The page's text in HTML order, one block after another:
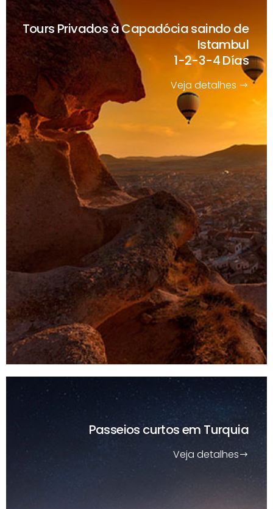
Tours Privados à Capadócia saindo de
Istambul
1-2-3-4 Días
Veja detalhes
Passeios curtosem Turquia
Veja detalhes